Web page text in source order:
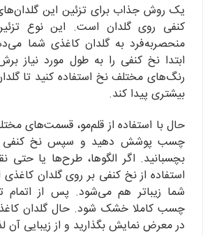
یک روش جذاب برای تزئین این گلدان‌های
کنفی روی گلدان است. این نوع
منحصربه‌فرد به گلدان کاغذی شما
ابتدا نخ کنفی را به طول مورد نیاز
رنگ‌های مختلف نخ استفاده کنید تا
بیشتری پیدا کند.
حال با استفاده از قلم‌مو، قسمت‌های
چسب پوشش دهید و سپس نخ کنفی
بچسبانید. اگر الگوها، طرح‌ها یا
استفاده از نخ کنفی بر روی گلدان کاغذی
شما زیباتر هم می‌شود. پس از اتمام
چسب کاملا خشک شود. حال گلدان
در معرض نمایش بگذارید و از زیبایی آن